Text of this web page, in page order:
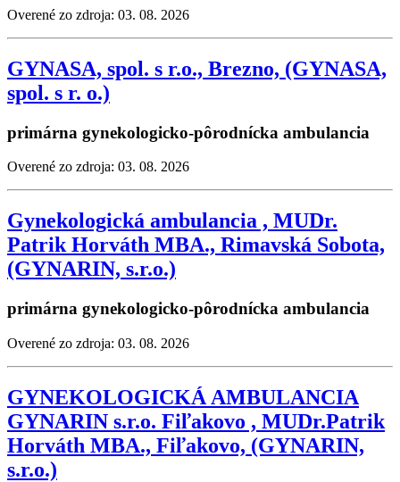
Overené zo zdroja: 03. 08. 2026
GYNASA, spol. s r.o., Brezno, (GYNASA,
spol. s r. o.)
primárna gynekologicko-pôrodnícka ambulancia
Overené zo zdroja: 03. 08. 2026
Gynekologická ambulancia , MUDr.
Patrik Horváth MBA., Rimavská Sobota,
(GYNARIN, s.r.o.)
primárna gynekologicko-pôrodnícka ambulancia
Overené zo zdroja: 03. 08. 2026
GYNEKOLOGICKÁ AMBULANCIA
GYNARIN s.r.o. Fiľakovo , MUDr.Patrik
Horváth MBA., Fiľakovo, (GYNARIN,
s.r.o.)